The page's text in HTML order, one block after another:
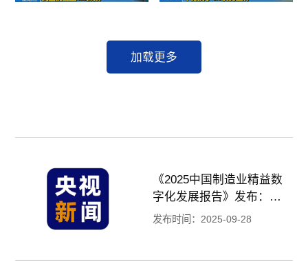
加载更多
《2025中国制造业精益数
字化发展报告》发布：为
企业智能化升级提供路径
发布时间：2025-09-28